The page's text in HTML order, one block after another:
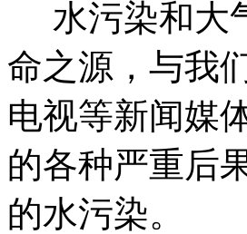
水污染和大
命之源，与我
电视等新闻媒
的各种严重后
的水污染。